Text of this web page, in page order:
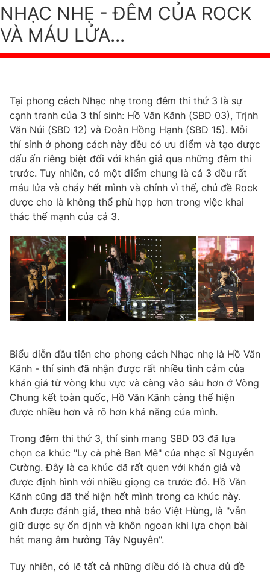
NHẠC NHẸ - ĐÊM CỦA ROCK
VÀ MÁU LỬA...
Tại phong cách Nhạc nhẹ trong đêm thi thứ 3 là sự
cạnh tranh của 3 thí sinh: Hồ Văn Kãnh (SBD 03), Trịnh
Văn Núi (SBD 12) và Đoàn Hồng Hạnh (SBD 15). Mỗi
thí sinh ở phong cách này đều có ưu điểm và tạo được
dấu ấn riêng biệt đối với khán giả qua những đêm thi
trước. Tuy nhiên, có một điểm chung là cả 3 đều rất
máu lửa và cháy hết mình và chính vì thế, chủ đề Rock
được cho là không thể phù hợp hơn trong việc khai
thác thế mạnh của cả 3.
Biểu diễn đầu tiên cho phong cách Nhạc nhẹ là Hồ Văn
Kãnh - thí sinh đã nhận được rất nhiều tình cảm của
khán giả từ vòng khu vực và càng vào sâu hơn ở Vòng
Chung kết toàn quốc, Hồ Văn Kãnh càng thể hiện
được nhiều hơn và rõ hơn khả năng của mình.
Trong đêm thi thứ 3, thí sinh mang SBD 03 đã lựa
chọn ca khúc "Ly cà phê Ban Mê" của nhạc sĩ Nguyễn
Cường. Đây là ca khúc đã rất quen với khán giả và
được định hình với nhiều giọng ca trước đó. Hồ Văn
Kãnh cũng đã thể hiện hết mình trong ca khúc này.
Anh được đánh giá, theo nhà báo Việt Hùng, là "vẫn
giữ được sự ổn định và khôn ngoan khi lựa chọn bài
hát mang âm hưởng Tây Nguyên".
Tuy nhiên, có lẽ tất cả những điều đó là chưa đủ đề